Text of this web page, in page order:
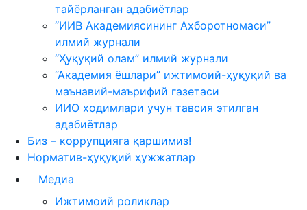
тайёрланган адабиётлар
“ИИВ Академиясининг Ахборотномаси”
илмий журнали
“Ҳуқуқий олам” илмий журнали
“Академия ёшлари” ижтимоий-ҳуқуқий ва
маънавий-маърифий газетаси
ИИО ходимлари учун тавсия этилган
адабиётлар
Биз – коррупцияга қаршимиз!
Норматив-ҳуқуқий ҳужжатлар
Медиа
Ижтимоий роликлар